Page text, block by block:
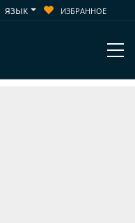
язык ИЗБРАННОЕ